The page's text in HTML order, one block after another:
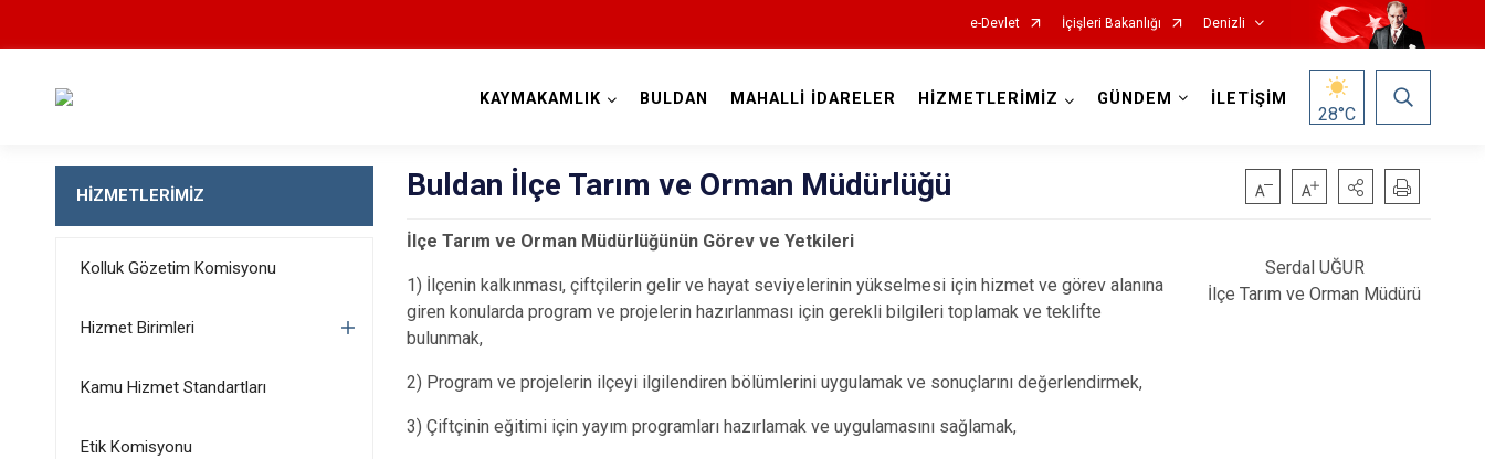
e-Devlet İçişleri Bakanlığı Denizli
Acıpayam
Pamukkale
Çardak
KAYMAKAMLIK BULDAN MAHALLİ İDARELER HİZMETLERİMİZ GÜNDEM İLETİŞİM
28°C
HİZMETLERİMİZ
Kolluk Gözetim Komisyonu
Hizmet Birimleri
Kamu Hizmet Standartları
Etik Komisyonu
Buldan İlçe Tarım ve Orman Müdürlüğü
İlçe Tarım ve Orman Müdürlüğünün Görev ve Yetkileri
1) İlçenin kalkınması, çiftçilerin gelir ve hayat seviyelerinin yükselmesi için hizmet ve görev alanına
giren konularda program ve projelerin hazırlanması için gerekli bilgileri toplamak ve teklifte
bulunmak,
2) Program ve projelerin ilçeyi ilgilendiren bölümlerini uygulamak ve sonuçlarını değerlendirmek,
3) Çiftçinin eğitimi için yayım programları hazırlamak ve uygulamasını sağlamak,
Serdal UĞUR
İlçe Tarım ve Orman Müdürü